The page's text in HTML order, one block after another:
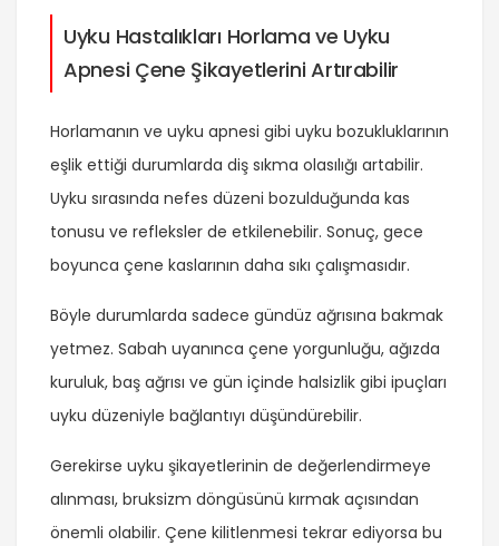
Uyku Hastalıkları Horlama ve Uyku
Apnesi Çene Şikayetlerini Artırabilir
Horlamanın ve uyku apnesi gibi uyku bozukluklarının
eşlik ettiği durumlarda diş sıkma olasılığı artabilir.
Uyku sırasında nefes düzeni bozulduğunda kas
tonusu ve refleksler de etkilenebilir. Sonuç, gece
boyunca çene kaslarının daha sıkı çalışmasıdır.
Böyle durumlarda sadece gündüz ağrısına bakmak
yetmez. Sabah uyanınca çene yorgunluğu, ağızda
kuruluk, baş ağrısı ve gün içinde halsizlik gibi ipuçları
uyku düzeniyle bağlantıyı düşündürebilir.
Gerekirse uyku şikayetlerinin de değerlendirmeye
alınması, bruksizm döngüsünü kırmak açısından
önemli olabilir. Çene kilitlenmesi tekrar ediyorsa bu